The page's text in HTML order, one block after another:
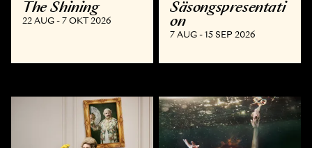
The Shining
22 AUG - 7 OKT 2026
Säsongspresentati
on
7 AUG - 15 SEP 2026